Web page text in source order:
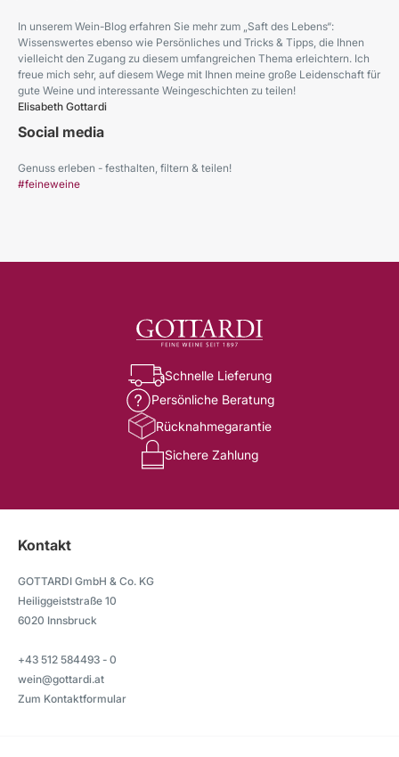
In unserem Wein-Blog erfahren Sie mehr zum „Saft des Lebens“:
Wissenswertes ebenso wie Persönliches und Tricks & Tipps, die Ihnen
vielleicht den Zugang zu diesem umfangreichen Thema erleichtern. Ich
freue mich sehr, auf diesem Wege mit Ihnen meine große Leidenschaft für
gute Weine und interessante Weingeschichten zu teilen!
Elisabeth Gottardi
Social media
Genuss erleben - festhalten, filtern & teilen!
#feineweine
Schnelle Lieferung
Persönliche Beratung
Rücknahmegarantie
Sichere Zahlung
Kontakt
GOTTARDI GmbH & Co. KG
Heiliggeiststraße 10
6020 Innsbruck
+43 512 584493 - 0
wein@gottardi.at
Zum Kontaktformular